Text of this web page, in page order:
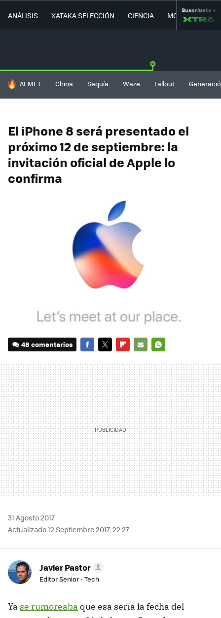
ANÁLISIS XATAKA SELECCIÓN CIENCIA MOVILIDAD
Suscríbete a
HOY SE HABLA DE
AEMET China Sequía Waze Fallout
El iPhone 8 será presentado el
próximo 12 de septiembre: la
invitación oficial de Apple lo
confirma
48 comentarios
MAIL
31 Agosto 2017
Actualizado 12 Septiembre 2017, 22:27
Javier Pastor
Editor Senior - Tech
Ya se rumoreaba que esa sería la fecha del